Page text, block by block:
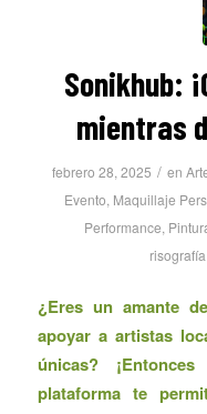
Sonikhub:
mientras
febrero 28, 2025 / en
Evento, Maquillaje
Performance,
risografía
¿Eres un amante
apoyar a artistas
únicas?
plataforma te